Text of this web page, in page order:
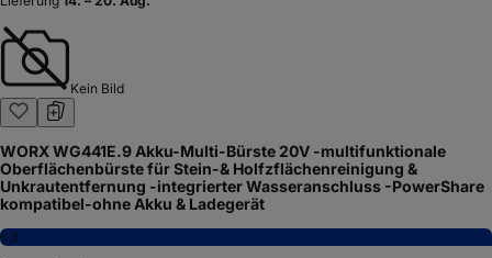
Kein Bild
WORX WG441E.9 Akku-Multi-Bürste 20V -multifunktionale
Oberflächenbürste für Stein-& Holfzflächenreinigung &
Unkrautentfernung -integrierter Wasseranschluss -PowerShare
kompatibel-ohne Akku & Ladegerät
6,8